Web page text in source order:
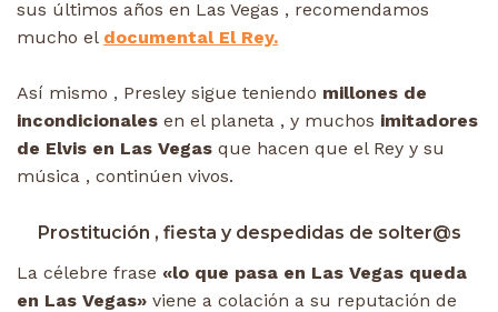
sus últimos años en Las Vegas , recomendamos
mucho el documental El Rey.
Así mismo , Presley sigue teniendo millones de
incondicionales en el planeta , y muchos imitadores
de Elvis en Las Vegas que hacen que el Rey y su
música , continúen vivos.
Prostitución , fiesta y despedidas de solter@s
La célebre frase «lo que pasa en Las Vegas queda
en Las Vegas» viene a colación a su reputación de